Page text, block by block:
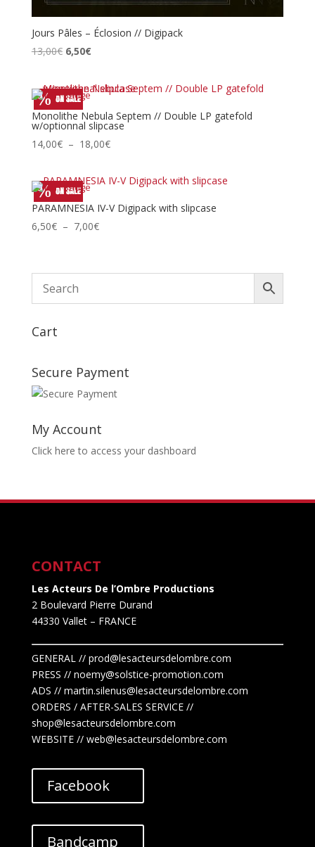
Jours Pâles – Éclosion // Digipack
13,00€ Le
initial
était :
13,00€.
6,50€Le
actuel
est :
6,50€.
Monolithe Nebula Septem // Double LP gatefold
w/optionnal slipcase
14,00€ – 18,00€Plage
prix :
14,00€
à
PARAMNESIA IV-V Digipack with slipcase
6,50€ – 7,00€Plage
6,50€
7,00€
Cart
Secure Payment
My Account
Click here to access your dashboard
CONTACT
Les Acteurs De l’Ombre Productions
2 Boulevard Pierre Durand
44330 Vallet– FRANCE
GENERAL // prod@lesacteursdelombre.com
PRESS // noemy@solstice-promotion.com
ADS // martin.silenus@lesacteursdelombre.com
ORDERS / AFTER-SALES SERVICE //
shop@lesacteursdelombre.com
WEBSITE // web@lesacteursdelombre.com
Facebook
Bandcamp